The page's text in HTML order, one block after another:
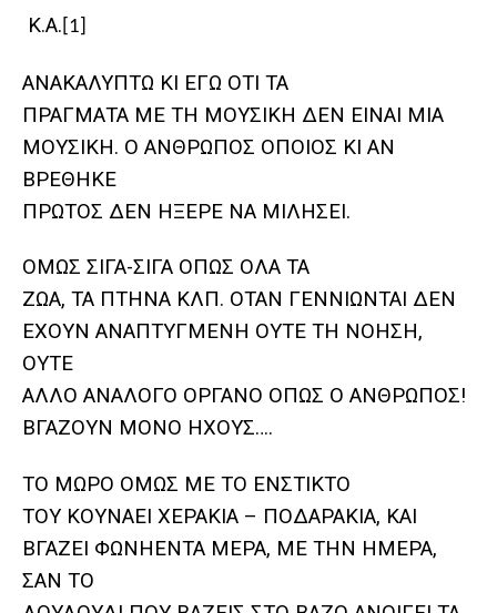
Κ.Α. [1]
ΑΝΑΚΑΛΥΠΤΩ ΚΙ ΕΓΩ ΟΤΙ ΤΑ
ΠΡΑΓΜΑΤΑ ΜΕ ΤΗ ΜΟΥΣΙΚΗ ΔΕΝ ΕΙΝΑΙ ΜΙΑ
ΜΟΥΣΙΚΗ. Ο ΑΝΘΡΩΠΟΣ ΟΠΟΙΟΣ ΚΙ ΑΝ
ΒΡΕΘΗΚΕ
ΠΡΩΤΟΣ ΔΕΝ ΗΞΕΡΕ ΝΑ ΜΙΛΗΣΕΙ.
ΟΜΩΣ ΣΙΓΑ-ΣΙΓΑ ΟΠΩΣ ΟΛΑ ΤΑ
ΖΩΑ, ΤΑ ΠΤΗΝΑ ΚΛΠ. ΟΤΑΝ ΓΕΝΝΙΩΝΤΑΙ ΔΕΝ
ΕΧΟΥΝ ΑΝΑΠΤΥΓΜΕΝΗ ΟΥΤΕ ΤΗ ΝΟΗΣΗ,
ΟΥΤΕ
ΑΛΛΟ ΑΝΑΛΟΓΟ ΟΡΓΑΝΟ ΟΠΩΣ Ο ΑΝΘΡΩΠΟΣ!
ΒΓΑΖΟΥΝ ΜΟΝΟ ΗΧΟΥΣ….
ΤΟ ΜΩΡΟ ΟΜΩΣ ΜΕ ΤΟ ΕΝΣΤΙΚΤΟ
ΤΟΥ ΚΟΥΝΑΕΙ ΧΕΡΑΚΙΑ – ΠΟΔΑΡΑΚΙΑ, ΚΑΙ
ΒΓΑΖΕΙ ΦΩΝΗΕΝΤΑ ΜΕΡΑ, ΜΕ ΤΗΝ ΗΜΕΡΑ,
ΣΑΝ ΤΟ